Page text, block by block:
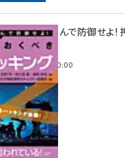
攻撃手法を学んで防御せよ!
ハッキング
2022年6月14日 0:00